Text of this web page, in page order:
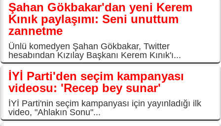
Şahan Gökbakar'dan yeni Kerem
Kınık paylaşımı: Seni unuttum
zannetme
Ünlü komedyen Şahan Gökbakar, Twitter
hesabından Kızılay Başkanı Kerem Kınık'ı...
İYİ Parti'den seçim kampanyası
videosu: 'Recep bey sunar'
İYİ Parti'nin seçim kampanyası için yayınladığı ilk
video, "Ahlakın Sonu"...